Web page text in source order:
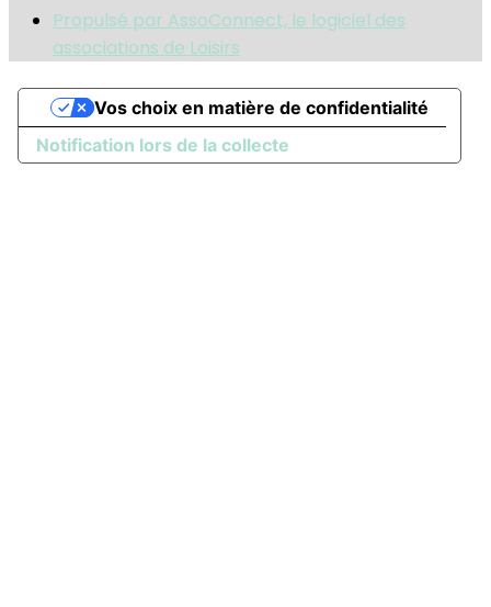
Propulsé par AssoConnect, le logiciel des
associations de Loisirs
Notification lors de la collecte
Vos choix en matière de confidentialité